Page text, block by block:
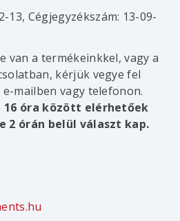
13, Cégjegyzékszám: 13-09-
van a termékeinkkel, vagy a
kérjük vegye fel
mailben vagy telefonon.
16 óra között elérhetőek
2 órán belül választ kap.